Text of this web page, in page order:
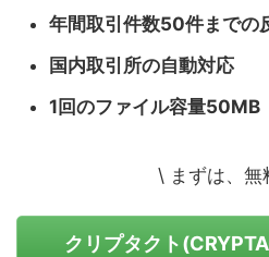
年間取引件数50件までの
国内取引所の自動対応
1回のファイル容量50MB
\ まずは、無
クリプタクト